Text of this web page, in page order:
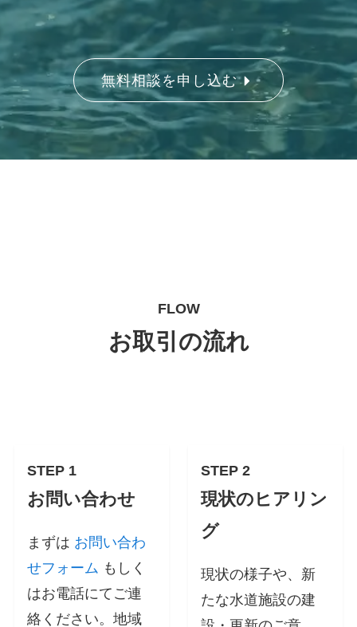
無料相談を申し込む
FLOW
お取引の流れ
STEP 1
お問い合わせ
まずは お問い合わ
せフォーム もしく
はお電話にてご連
絡ください。地域
STEP 2
現状のヒアリン
グ
現状の様子や、新
たな水道施設の建